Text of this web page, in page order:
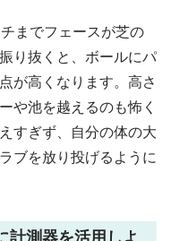
までフェースが芝の
り抜くと、ボールにパ
が高くなります。高さ
や池を越えるのも怖く
すぎず、自分の体の大
ブを放り投げるように